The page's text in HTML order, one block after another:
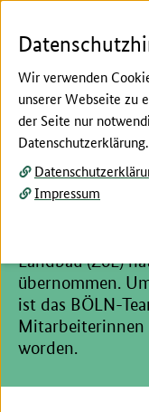
Hier beginnt der
Neue
Mit dem Start
Landbau (ZöL)
übernommen.
ist das BÖLN-
worden.
Wir verwenden
unserer Webseite zu
der Seite nur
Datenschutzerklärung.
Impressum